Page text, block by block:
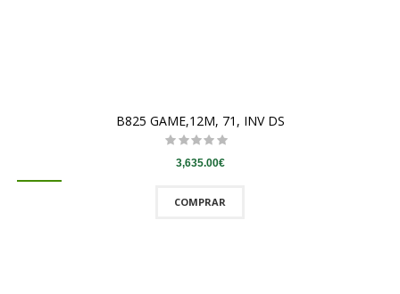
B825 GAME,12M, 71, INV DS
3,635.00€
COMPRAR